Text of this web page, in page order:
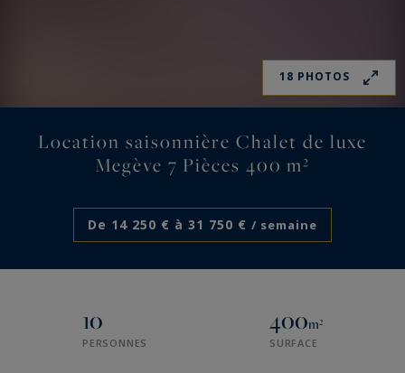
18 PHOTOS
Location saisonnière Chalet de luxe
Megève 7 Pièces 400 m²
De 14 250 € à 31 750 € / semaine
10
PERSONNES
400m²
SURFACE